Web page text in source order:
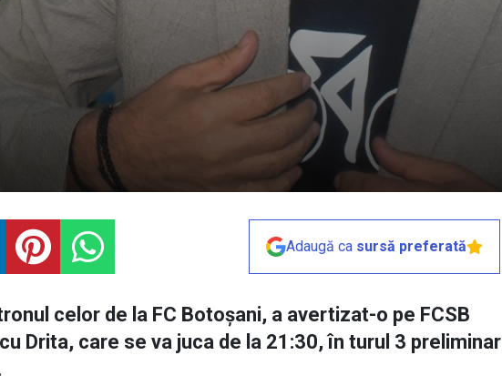
Adaugă ca sursă preferată
celor de la FC Botoșani, a avertizat-o pe FCSB
Drita, care se va juca de la 21:30, în turul 3 preliminar